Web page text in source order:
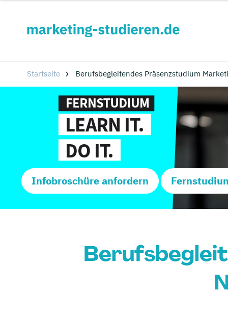
Startseite Berufsbegleitendes Präsenzstudium
Infobroschüre anfordern